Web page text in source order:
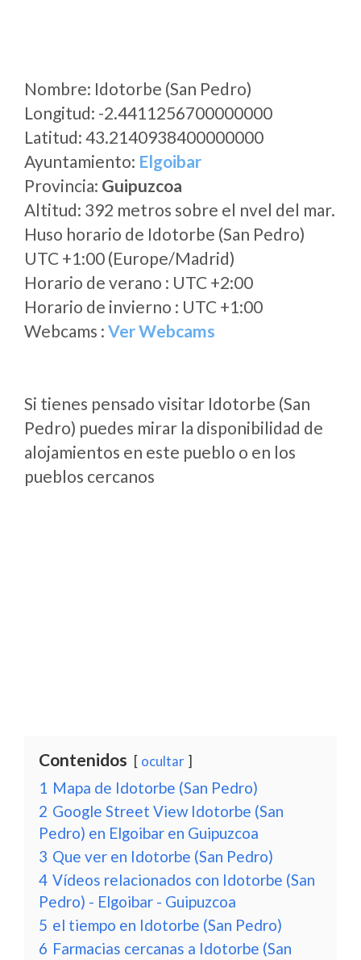
Nombre: Idotorbe (San Pedro)
Longitud: -2.4411256700000000
Latitud: 43.2140938400000000
Ayuntamiento: Elgoibar
Provincia: Guipuzcoa
Altitud: 392 metros sobre el nvel del mar.
Huso horario de Idotorbe (San Pedro)
UTC +1:00 (Europe/Madrid)
Horario de verano : UTC +2:00
Horario de invierno : UTC +1:00
Webcams : Ver Webcams
Si tienes pensado visitar Idotorbe (San
Pedro) puedes mirar la disponibilidad de
alojamientos en este pueblo o en los
pueblos cercanos
Contenidos ocultar
1 Mapa de Idotorbe (San Pedro)
2 Google Street View Idotorbe (San
Pedro) en Elgoibar en Guipuzcoa
3 Que ver en Idotorbe (San Pedro)
4 Vídeos relacionados con Idotorbe (San
Pedro) - Elgoibar - Guipuzcoa
5 el tiempo en Idotorbe (San Pedro)
6 Farmacias cercanas a Idotorbe (San